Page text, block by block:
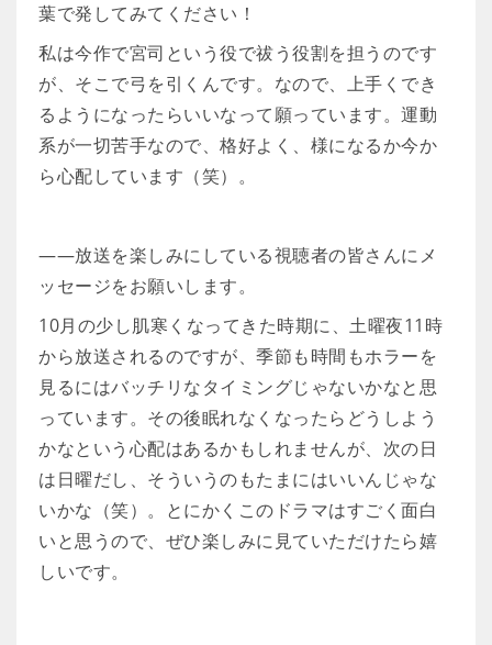
葉で発してみてください！
私は今作で宮司という役で祓う役割を担うのです
が、そこで弓を引くんです。なので、上手くでき
るようになったらいいなって願っています。運動
系が一切苦手なので、格好よく、様になるか今か
ら心配しています（笑）。
――放送を楽しみにしている視聴者の皆さんにメ
ッセージをお願いします。
10月の少し肌寒くなってきた時期に、土曜夜11時
から放送されるのですが、季節も時間もホラーを
見るにはバッチリなタイミングじゃないかなと思
っています。その後眠れなくなったらどうしよう
かなという心配はあるかもしれませんが、次の日
は日曜だし、そういうのもたまにはいいんじゃな
いかな（笑）。とにかくこのドラマはすごく面白
いと思うので、ぜひ楽しみに見ていただけたら嬉
しいです。